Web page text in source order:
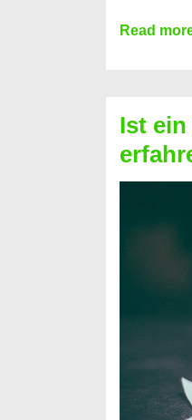
Prepaid
ist
nicht
Read
Ist